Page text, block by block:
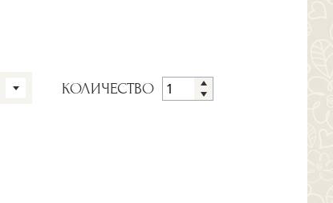
КОЛИЧЕСТВО